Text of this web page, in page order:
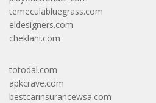
temeculabluegrass.com
eldesigners.com
cheklani.com
totodal.com
apkcrave.com
bestcarinsurancewsa.com